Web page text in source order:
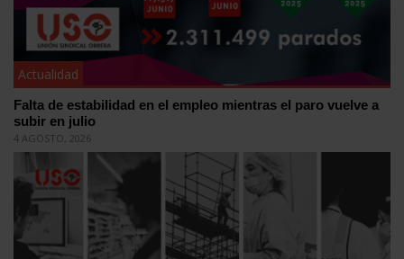
Actualidad
Falta de estabilidad en el empleo mientras el paro vuelve a
subir en julio
4 AGOSTO, 2026